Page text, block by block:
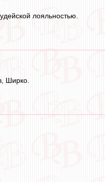
лояльностью.
Ширко.